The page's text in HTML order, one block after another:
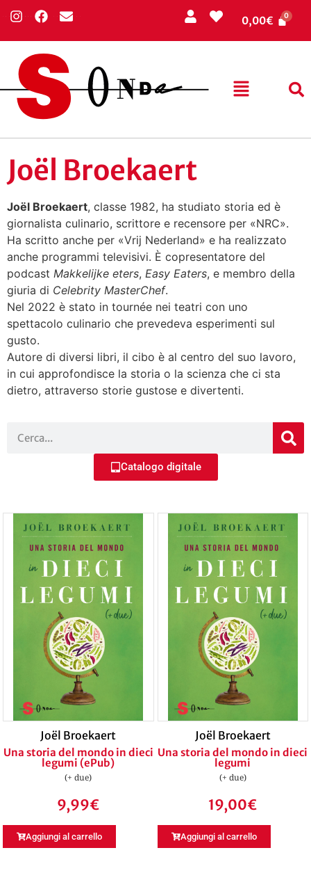
0,00€
Joël Broekaert
Joël Broekaert, classe 1982, ha studiato storia ed è
giornalista culinario, scrittore e recensore per «NRC».
Ha scritto anche per «Vrij Nederland» e ha realizzato
anche programmi televisivi. È copresentatore del
podcast Makkelijke eters, Easy Eaters, e membro della
giuria di Celebrity MasterChef.
Nel 2022 è stato in tournée nei teatri con uno
spettacolo culinario che prevedeva esperimenti sul
gusto.
Autore di diversi libri, il cibo è al centro del suo lavoro,
in cui approfondisce la storia o la scienza che ci sta
dietro, attraverso storie gustose e divertenti.
Catalogo digitale
Joël Broekaert
Una storia del mondo in dieci
legumi (ePub)
(+ due)
9,99€
Aggiungi al carrello
Joël Broekaert
Una storia del mondo in dieci
legumi
(+ due)
19,00€
Aggiungi al carrello